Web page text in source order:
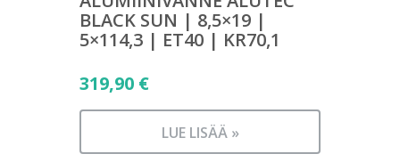
BLACK SUN | 8,5×19 |
5×114,3 | ET40 | KR70,1
319,90 €
LUE LISÄÄ »